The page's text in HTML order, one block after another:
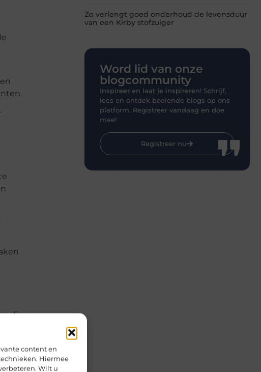
content en
Hiermee
Wilt u
die
Zo verlengt goed onderhoud de levensduur
van een Kirby stofzuiger
Word lid van onze
blogcommunity
Inspireer en laat je inspireren! Schrijf,
lees en ontdek boeiende blogs op ons
platform. Registreer vandaag en doe
mee!
Registreer nu